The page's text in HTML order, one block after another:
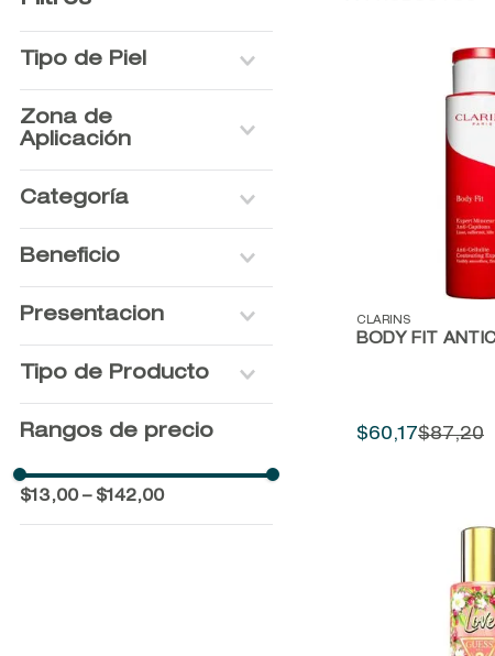
Tipo de Piel
Seca
Zona de
Aplicación
Categoría
Corporales
Premium
Gift Sets Premium
Beneficio
Firmeza
Tonificación
Nutrición
Suavidad
Presentacion
SUNKISSED
IBIZA RADIANT
250ML
Tipo de Producto
Anticelulítico
Rangos de precio
$13,00 – $142,00
Vista rápida
CLARINS
BODY FIT
$60,17$87,20